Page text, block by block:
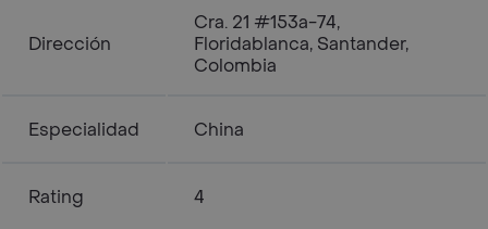
Dirección
Cra. 21 #153a-74,
Floridablanca, Santander,
Colombia
Especialidad China
Rating 4